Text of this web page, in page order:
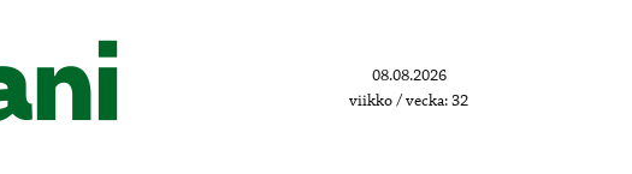
08.08.2026
viikko / vecka: 32